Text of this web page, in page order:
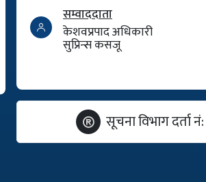
सम्वाददाता
केशवप्रपाद अधिकारी
सुप्रिन्स कसजू
सूचना विभाग दर्ता